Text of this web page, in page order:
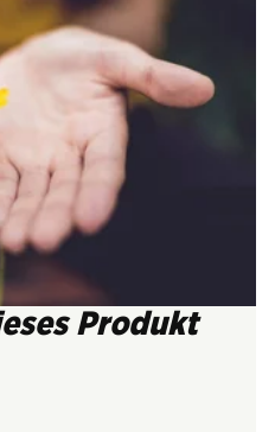
Produkt